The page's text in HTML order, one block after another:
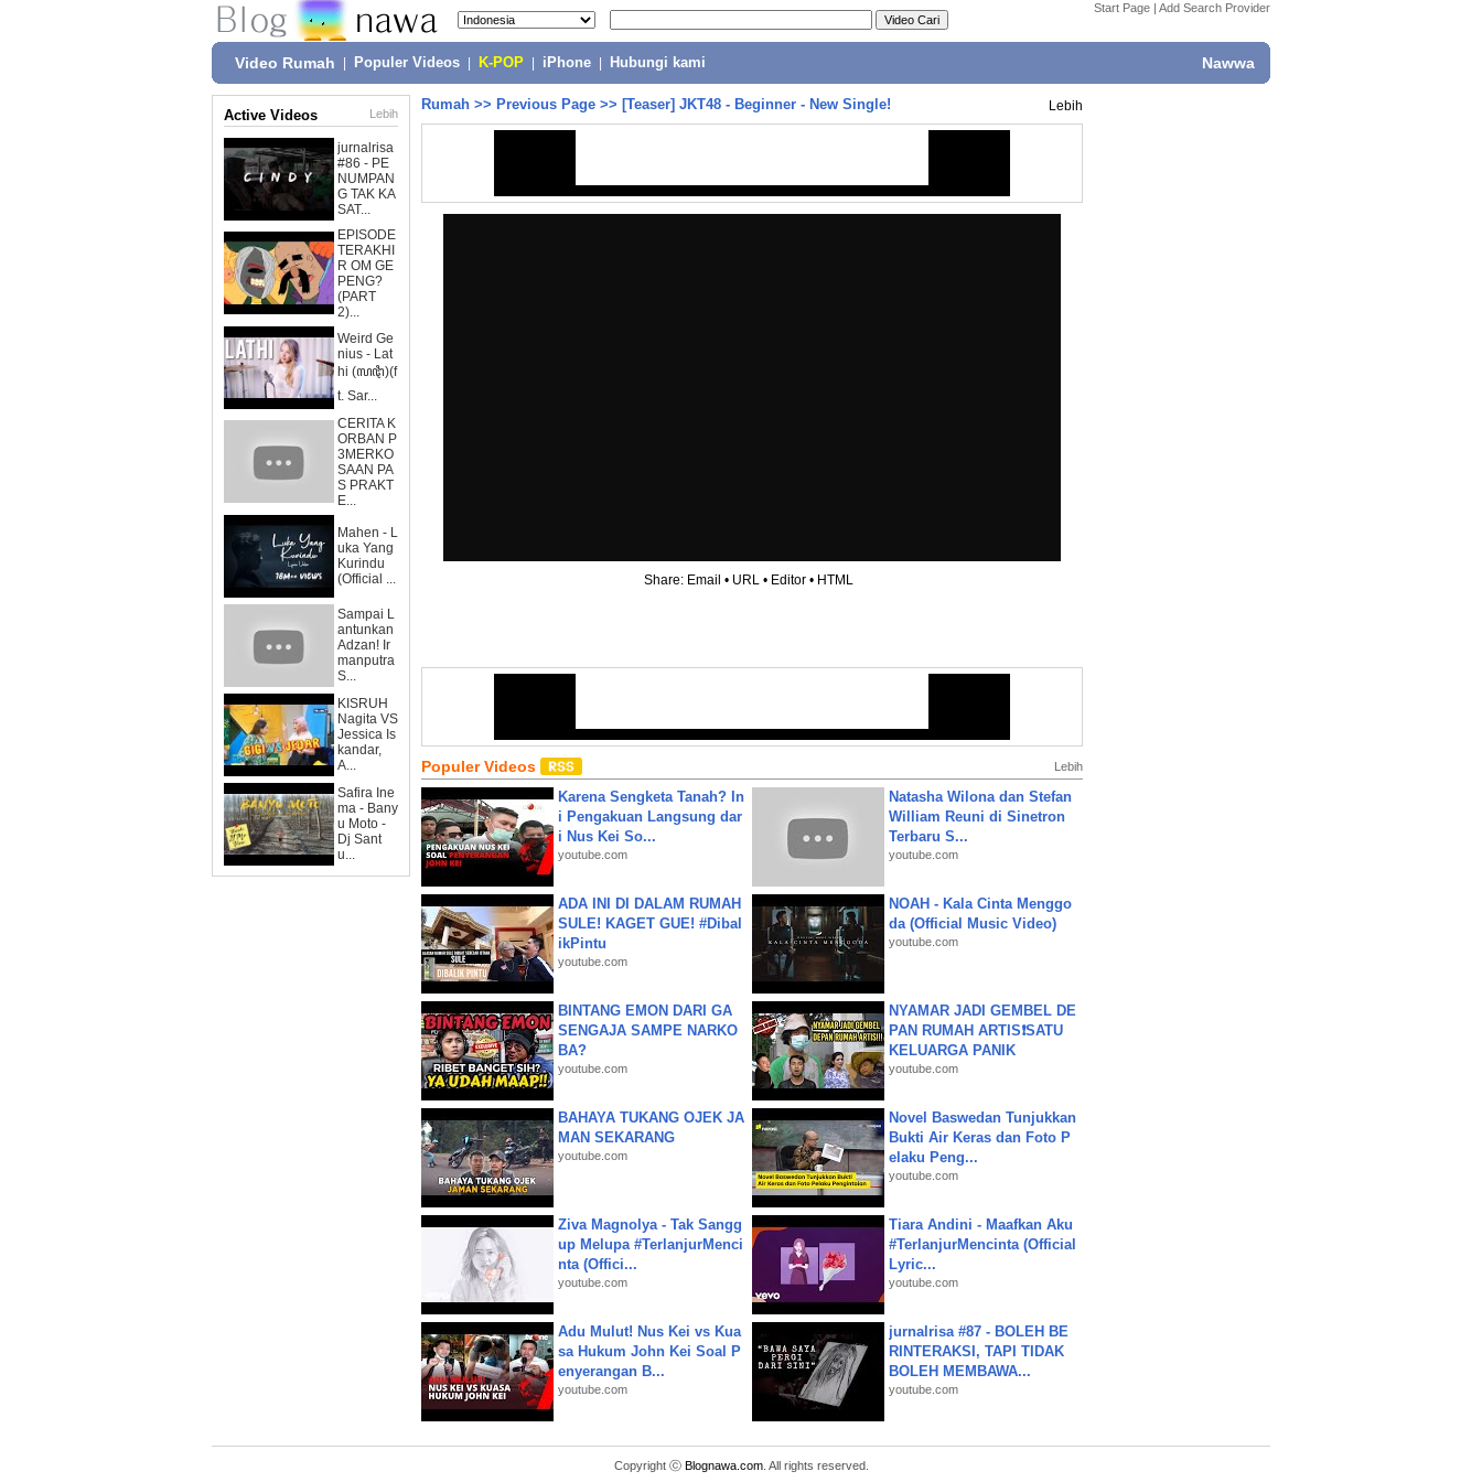
Start Page | Add Search Provider
Video Rumah Populer Videos K-POP iPhone Hubungi kami Nawwa
Active Videos Lebih
jurnalrisa
#86 - PE
NUMPAN
G TAK KA
SAT...
EPISODE
TERAKHI
R OM GE
PENG?
(PART
2)...
Weird Ge
nius - Lat
hi (ꦭꦛꦶ)(f
t. Sar...
CERITA K
ORBAN P
3MERKO
SAAN PA
S PRAKT
E...
Mahen - L
uka Yang
Kurindu
(Official ...
Sampai L
antunkan
Adzan! Ir
manputra
S...
KISRUH
Nagita VS
Jessica Is
kandar,
A...
Safira Ine
ma - Bany
u Moto -
Dj Sant
u...
Rumah >> Previous Page >> [Teaser] JKT48 - Beginner - New Single! Lebih
Share: Email • URL • Editor • HTML
Populer Videos Lebih
Karena Sengketa Tanah? In
i Pengakuan Langsung dar
i Nus Kei So...
youtube.com
Natasha Wilona dan Stefan
William Reuni di Sinetron
Terbaru S...
youtube.com
ADA INI DI DALAM RUMAH
SULE! KAGET GUE! #Dibal
ikPintu
youtube.com
NOAH - Kala Cinta Menggo
da (Official Music Video)
youtube.com
BINTANG EMON DARI GA
SENGAJA SAMPE NARKO
BA?
youtube.com
NYAMAR JADI GEMBEL DE
PAN RUMAH ARTIS❗SATU
KELUARGA PANIK
youtube.com
BAHAYA TUKANG OJEK JA
MAN SEKARANG
youtube.com
Novel Baswedan Tunjukkan
Bukti Air Keras dan Foto P
elaku Peng...
youtube.com
Ziva Magnolya - Tak Sangg
up Melupa #TerlanjurMenci
nta (Offici...
youtube.com
Tiara Andini - Maafkan Aku
#TerlanjurMencinta (Official
Lyric...
youtube.com
Adu Mulut! Nus Kei vs Kua
sa Hukum John Kei Soal P
enyerangan B...
youtube.com
jurnalrisa #87 - BOLEH BE
RINTERAKSI, TAPI TIDAK
BOLEH MEMBAWA...
youtube.com
Copyright ⓒ Blognawa.com. All rights reserved.